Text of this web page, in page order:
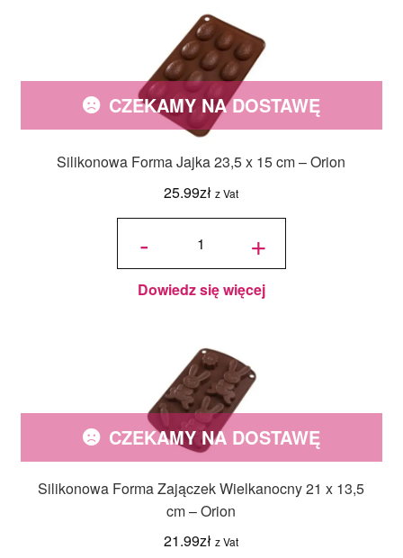
Silikonowa Forma Jajka 23,5 x 15 cm – Orion
25.99zł z Vat
CZEKAMY NA DOSTAWĘ
-
ilość
Jajka 23,5
x 15 cm - +
Dowiedz się więcej
Silikonowa Forma Zajączek Wielkanocny 21 x 13,5
cm – Orion
21.99zł z Vat
CZEKAMY NA DOSTAWĘ